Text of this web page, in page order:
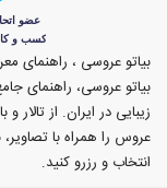
بیاتو عروسی ، راهنمای
بیاتو عروسی، راهنمای
زیبایی در ایران. از تالار
عروس را همراه با
انتخاب و رزرو کنید.